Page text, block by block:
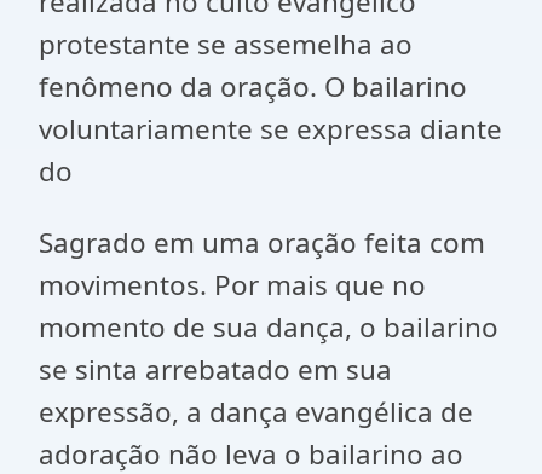
protestante se assemelha ao
fenômeno da oração. O bailarino
voluntariamente se expressa diante
do
Sagrado em uma oração feita com
movimentos. Por mais que no
momento de sua dança, o bailarino
se sinta arrebatado em sua
expressão, a dança evangélica de
adoração não leva o bailarino ao